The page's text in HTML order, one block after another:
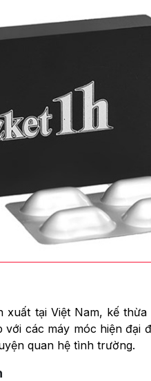
xuất tại Việt Nam, kế
các máy móc hiện đại
quan hệ tình trường.